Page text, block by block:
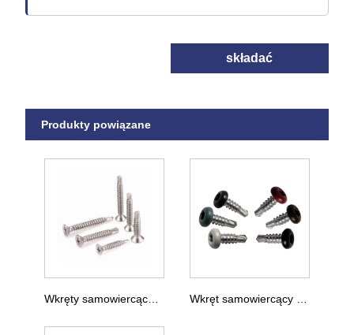
składać
Produkty powiązane
Wkręty samowiercące z łbem stożkowym DIN 7504P Wkręt samowiercący DIN 7504N z łbem stożkowym